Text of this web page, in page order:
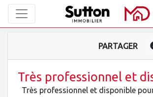
PARTAGER
Très professionnel et
Très professionnel et disponible